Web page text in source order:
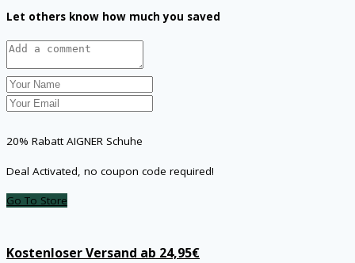
Let others know how much you saved
20% Rabatt AIGNER Schuhe
Deal Activated, no coupon code required!
Go To Store
Kostenloser Versand ab 24,95€